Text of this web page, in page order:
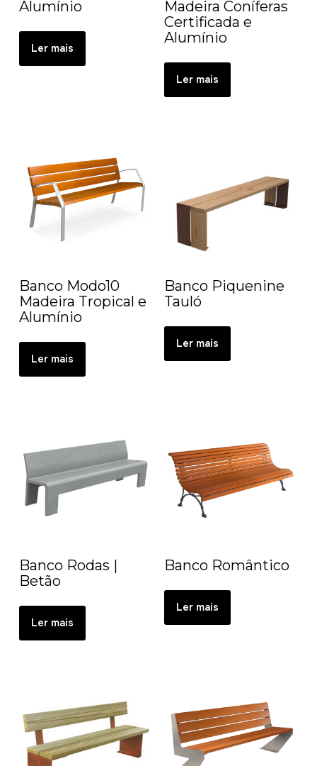
Alumínio
Ler mais
Madeira Coníferas
Certificada e
Alumínio
Ler mais
Banco Modo10
Madeira Tropical e
Alumínio
Ler mais
Banco Piquenine
Tauló
Ler mais
Banco Rodas |
Betão
Ler mais
Banco Romântico
Ler mais